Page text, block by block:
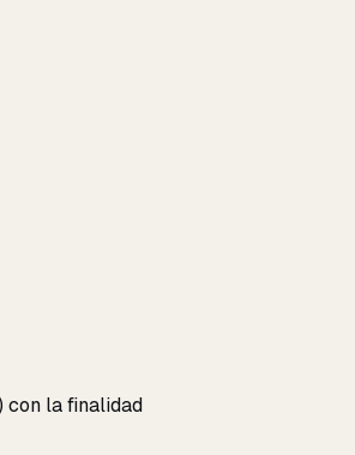
con la finalidad